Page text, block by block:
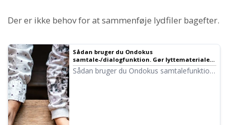
Der er ikke behov for at sammenføje lydfiler bagefter.
Sådan bruger du Ondokus
samtale-/dialogfunktion. Gør lyttematerialer
og lange tekster mere praktiske med
stemmesyntese!｜Tekst-til-tale software
Sådan bruger du Ondokus samtalefunktion!